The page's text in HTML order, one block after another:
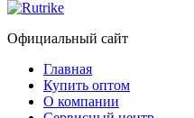
Официальный сайт
Главная
Купить оптом
О компании